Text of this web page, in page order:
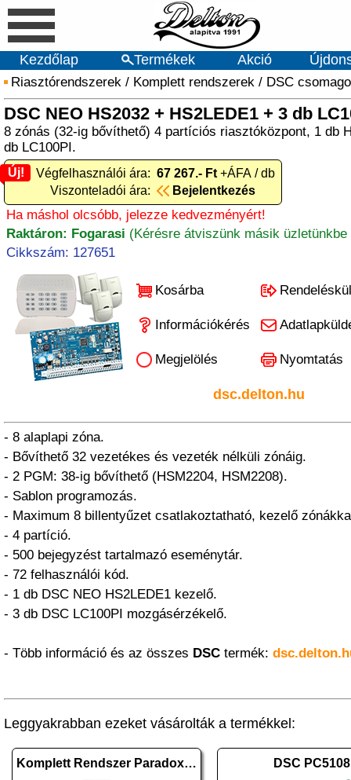
Kezdőlap Termékek Akció
Riasztórendszerek / Komplett rendszerek / DSC
DSC NEO HS2032 + HS2LEDE1 + 3 db
8 zónás (32-ig bővíthető) 4 partíciós riasztóközpont, 1 db
db LC100PI.
Új!
Új! Végfelhasználói ára: 67 267.- Ft +ÁFA / db
Viszonteladói ára:
Bejelentkezés
Ha máshol olcsóbb, jelezze kedvezményért!
Raktáron: Fogarasi (Kérésre átviszünk másik üzletünkbe
Cikkszám: 127651
Kosárba
Információkérés
Megjelölés Nyomtatás
dsc.delton.hu
- 8 alaplapi zóna.
- Bővíthető 32 vezetékes és vezeték nélküli zónáig.
- 2 PGM: 38-ig bővíthető (HSM2204, HSM2208).
- Sablon programozás.
- Maximum 8 billentyűzet csatlakoztatható, kezelő
- 4 partíció.
- 500 bejegyzést tartalmazó eseménytár.
- 72 felhasználói kód.
- 1 db DSC NEO HS2LEDE1 kezelő.
- 3 db DSC LC100PI mozgásérzékelő.
- Több információ és az összes DSC termék:
Leggyakrabban ezeket vásárolták a termékkel:
Komplett Rendszer Paradox SP4000 + TM70 (476) DSC PC5108